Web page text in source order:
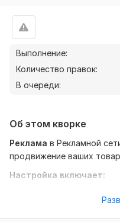
Выполнение:
Количество правок:
В очереди:
Об этом кворке
Реклама в Рекламной
продвижение ваших
Настройка включает: